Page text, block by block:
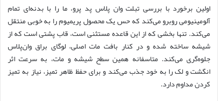
اولین برخورد با بررسی تبلت وان پلاس پد پرو، ما را با بدنه‌ای تمام
آلومینیومی روبرو می‌کند که حس یک محصول پریمیوم را به خوبی منتقل
می‌کند. تنها بخشی که از این قاعده مستثنی است، قاب پشتی است که از
شیشه ساخته شده و در کنار بافت مات اصلی، لوگای براق وان‌پلاس
جلوه‌گری می‌کند. متاسفانه همین سطح شیشه و مات، به سرعت اثر
انگشت و لک را به خود جذب می‌کند و برای حفظ ظاهر تمیز، نیاز به تمیز
کردن مداوم دارد.